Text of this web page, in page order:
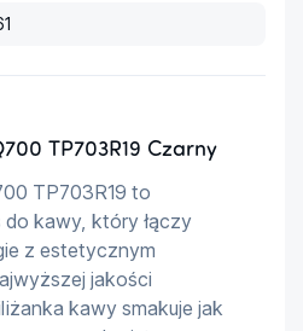
TP703R19 Czarny
TP703R19 to
kawy, który łączy
z estetycznym
jakości
kawy smakuje jak